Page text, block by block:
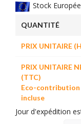
Stock
QUANTITÉ
PRIX UNITAIRE
PRIX UNITAIRE
(TTC)
Eco-contribution
incluse
Jour d'expédition